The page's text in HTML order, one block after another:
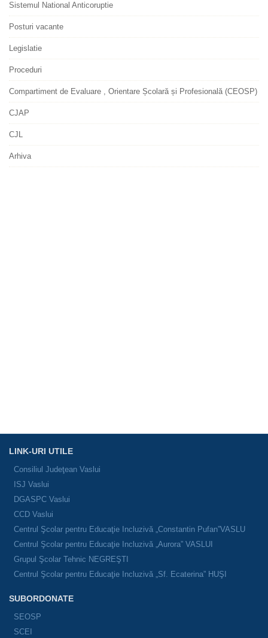
Sistemul National Anticoruptie
Posturi vacante
Legislatie
Proceduri
Compartiment de Evaluare , Orientare Școlară și Profesională (CEOSP)
CJAP
CJL
Arhiva
LINK-URI UTILE
Consiliul Judeţean Vaslui
ISJ Vaslui
DGASPC Vaslui
CCD Vaslui
Centrul Şcolar pentru Educaţie Incluzivă „Constantin Pufan”VASLU
Centrul Şcolar pentru Educaţie Incluzivă „Aurora” VASLUI
Grupul Şcolar Tehnic NEGREŞTI
Centrul Şcolar pentru Educaţie Incluzivă „Sf. Ecaterina” HUŞI
SUBORDONATE
SEOSP
SCEI